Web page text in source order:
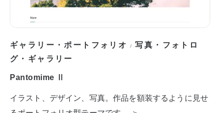
ギャラリー・ポートフォリオ /写真・フォトロ
グ・ギャラリー
Pantomime Ⅱ
イラスト、デザイン、写真。作品を額装するように見せ